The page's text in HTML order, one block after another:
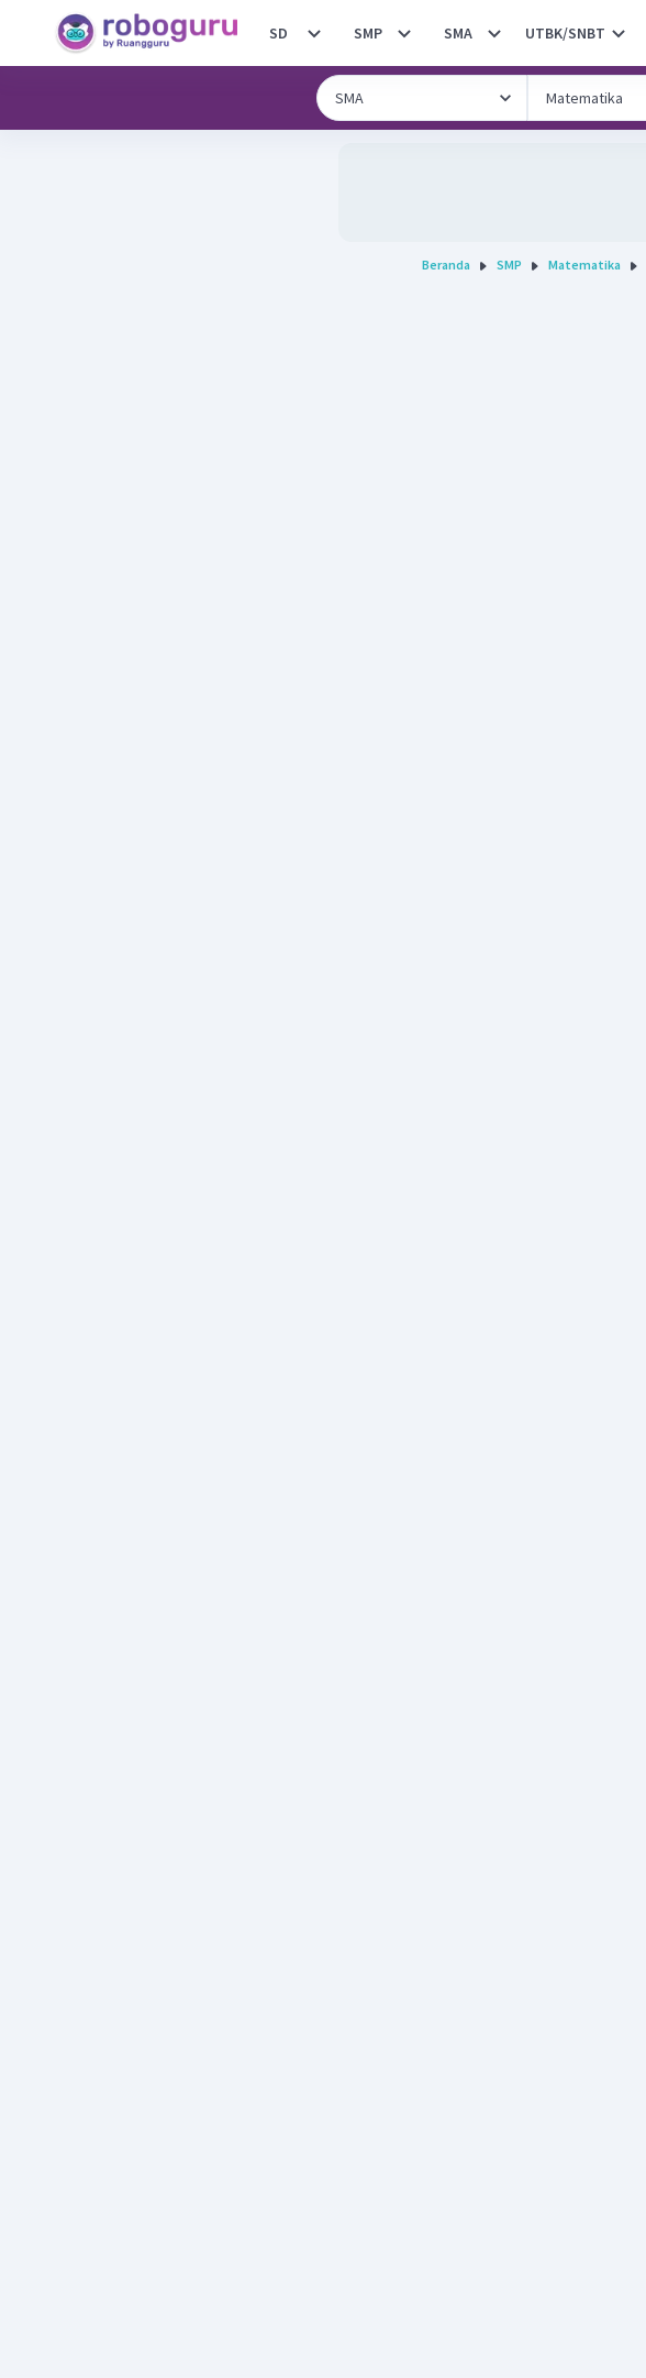
SD SMP SMA UTBK/SNBT
Beranda SMP Matematika